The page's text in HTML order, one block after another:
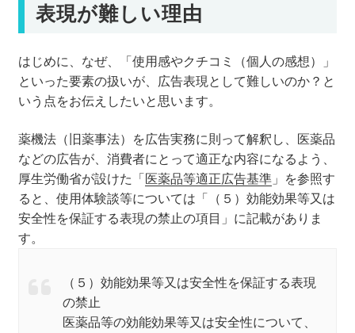
表現が難しい理由
はじめに、なぜ、「使用感やクチコミ（個人の感想）」
といった要素の扱いが、広告表現として難しいのか？と
いう点をお伝えしたいと思います。
薬機法（旧薬事法）を広告実務に則って解釈し、医薬品
などの広告が、消費者にとって適正な内容になるよう、
厚生労働省が設けた「医薬品等適正広告基準」を参照す
ると、使用体験談等については「（５）効能効果等又は
安全性を保証する表現の禁止の項目」に記載がありま
す。
（５）効能効果等又は安全性を保証する表現
の禁止
医薬品等の効能効果等又は安全性について、